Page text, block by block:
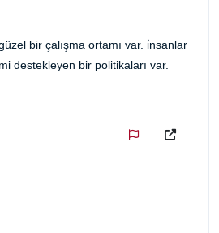
bir çalışma ortamı var. i̇nsanlar
destekleyen bir politikaları var.